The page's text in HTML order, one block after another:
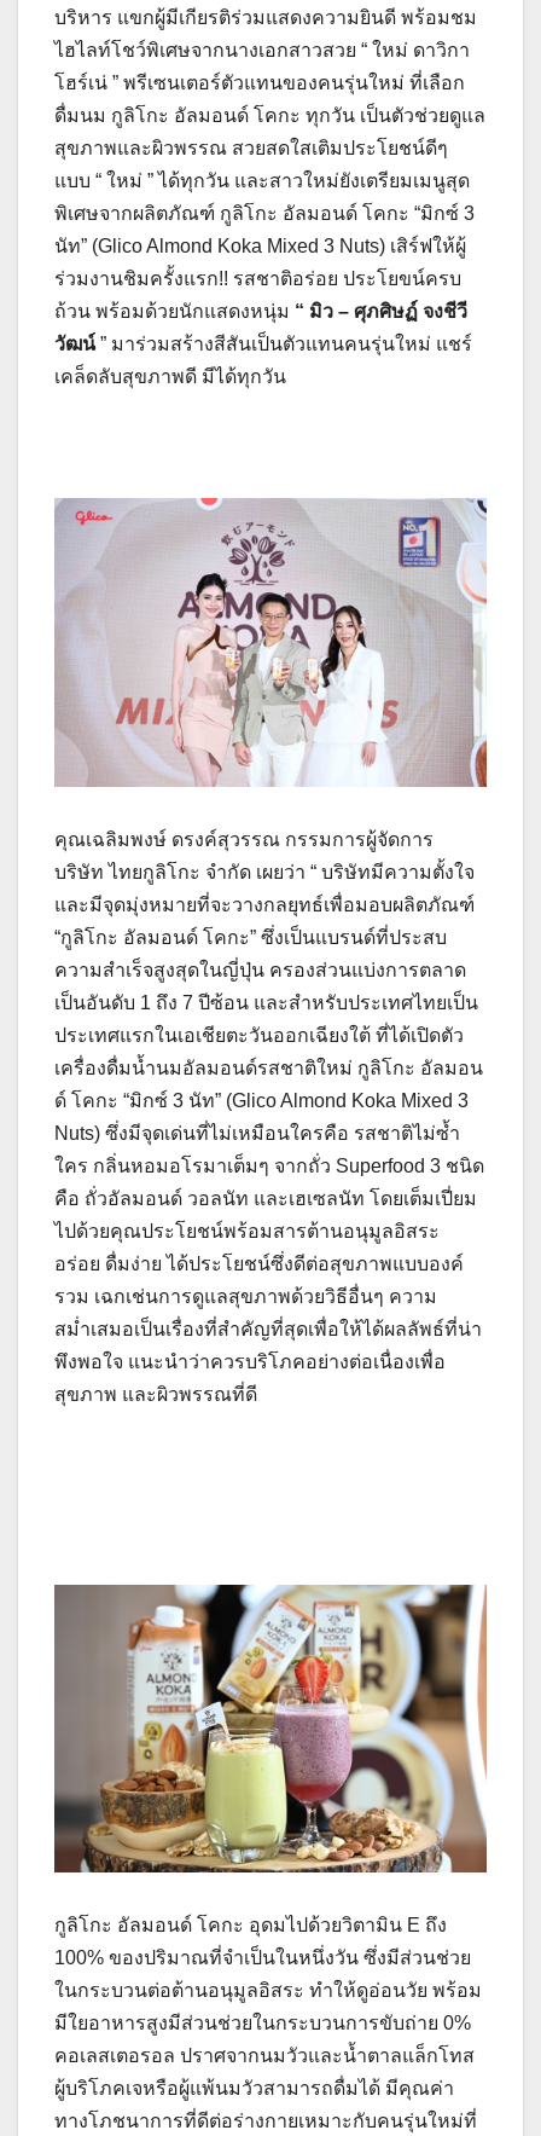
บริหาร แขกผู้มีเกียรติร่วมแสดงความยินดี พร้อมชม
ไฮไลท์โชว์พิเศษจากนางเอกสาวสวย “ ใหม่ ดาวิกา
โฮร์เน่ ” พรีเซนเตอร์ตัวแทนของคนรุ่นใหม่ ที่เลือก
ดื่มนม กูลิโกะ อัลมอนด์ โคกะ ทุกวัน เป็นตัวช่วยดูแล
สุขภาพและผิวพรรณ สวยสดใสเติมประโยชน์ดีๆ
แบบ “ ใหม่ ” ได้ทุกวัน และสาวใหม่ยังเตรียมเมนูสุด
พิเศษจากผลิตภัณฑ์ กูลิโกะ อัลมอนด์ โคกะ “มิกซ์ 3
นัท” (Glico Almond Koka Mixed 3 Nuts) เสิร์ฟให้ผู้
ร่วมงานชิมครั้งแรก!! รสชาติอร่อย ประโยขน์ครบ
ถ้วน พร้อมด้วยนักแสดงหนุ่ม “ มิว – ศุภศิษฏ์ จงชีวี
วัฒน์” มาร่วมสร้างสีสันเป็นตัวแทนคนรุ่นใหม่ แชร์
เคล็ดลับสุขภาพดี มีได้ทุกวัน
คุณเฉลิมพงษ์ ดรงค์สุวรรณ กรรมการผู้จัดการ
บริษัท ไทยกูลิโกะ จำกัด เผยว่า “ บริษัทมีความตั้งใจ
และมีจุดมุ่งหมายที่จะวางกลยุทธ์เพื่อมอบผลิตภัณฑ์
“กูลิโกะ อัลมอนด์ โคกะ” ซึ่งเป็นแบรนด์ที่ประสบ
ความสำเร็จสูงสุดในญี่ปุ่น ครองส่วนแบ่งการตลาด
เป็นอันดับ 1 ถึง 7 ปีซ้อน และสำหรับประเทศไทยเป็น
ประเทศแรกในเอเชียตะวันออกเฉียงใต้ ที่ได้เปิดตัว
เครื่องดื่มน้ำนมอัลมอนด์รสชาติใหม่ กูลิโกะ อัลมอน
ด์ โคกะ “มิกซ์ 3 นัท” (Glico Almond Koka Mixed 3
Nuts) ซึ่งมีจุดเด่นที่ไม่เหมือนใครคือ รสชาติไม่ซ้ำ
ใคร กลิ่นหอมอโรมาเต็มๆ จากถั่ว Superfood 3 ชนิด
คือ ถั่วอัลมอนด์ วอลนัท และเฮเซลนัท โดยเต็มเปี่ยม
ไปด้วยคุณประโยชน์พร้อมสารต้านอนุมูลอิสระ
อร่อย ดื่มง่าย ได้ประโยชน์ซึ่งดีต่อสุขภาพแบบองค์
รวม เฉกเช่นการดูแลสุขภาพด้วยวิธีอื่นๆ ความ
สม่ำเสมอเป็นเรื่องที่สำคัญที่สุดเพื่อให้ได้ผลลัพธ์ที่น่า
พึงพอใจ แนะนำว่าควรบริโภคอย่างต่อเนื่องเพื่อ
สุขภาพ และผิวพรรณที่ดี
กูลิโกะ อัลมอนด์ โคกะ อุดมไปด้วยวิตามิน E ถึง
100% ของปริมาณที่จำเป็นในหนึ่งวัน ซึ่งมีส่วนช่วย
ในกระบวนต่อต้านอนุมูลอิสระ ทำให้ดูอ่อนวัย พร้อม
มีใยอาหารสูงมีส่วนช่วยในกระบวนการขับถ่าย 0%
คอเลสเตอรอล ปราศจากนมวัวและน้ำตาลแล็กโทส
ผู้บริโภคเจหรือผู้แพ้นมวัวสามารถดื่มได้ มีคุณค่า
ทางโภชนาการที่ดีต่อร่างกายเหมาะกับคนรุ่นใหม่ที่